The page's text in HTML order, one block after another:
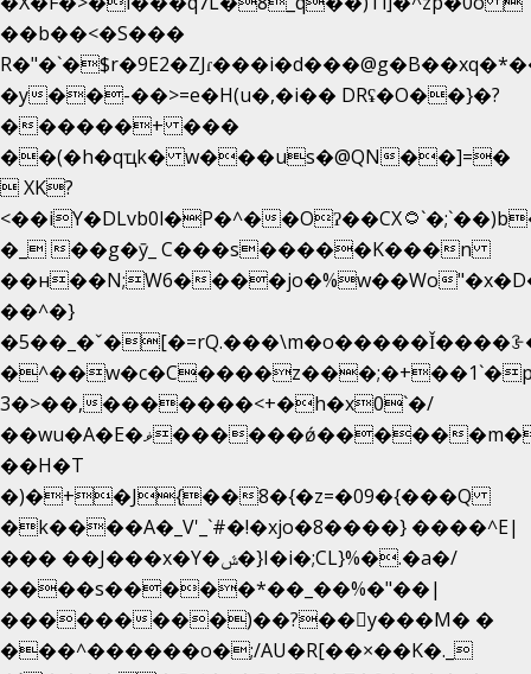
��b��<�S���
�y��-��>=e�H(u�,�i�� DRʢ�O��}�?
������+ ���
��(�h�qҵk� w���us�@QN��]=�
 XK?
<��iY�DLvb0l�P�^��Oʔ��CX۝`�;`��)b���'�p�&v5(�
�_ ��g�ӯ_ C���s�����K���n
��н��N;W6����jo�%w��Wo
��^�}
�5��
3�>��,�������<+�h�x0`�/
��wu�A�E�ޥ������ǿ������m��d�C��9��e�D��1�2�/
��H�T
�)�+�J{��8�{�z=�09�{���Q
�k����A�_V'_`#�!�xjo�8����} ����^E|
��� ��J���x�Y�ݜ�}I�i�;CL}%�.�a�/
����s�����*��_��%�"��|
���������)��?��򥞾y���M� �
���^������o�;/AU�R[��×��K�._